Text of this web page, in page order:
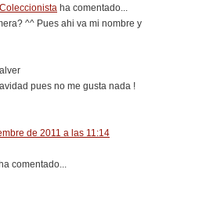
ha comentado...
^^ Pues ahi va mi nombre y
pues no me gusta nada !
de 2011 a las 11:14
ha comentado...